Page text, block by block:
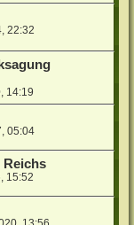
22:32
14:19
05:04
Reichs
15:52